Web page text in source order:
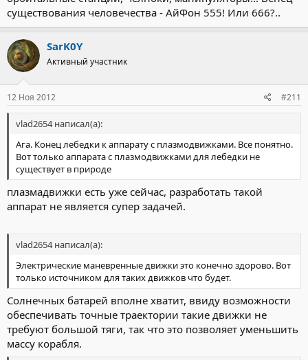
существования человечества - АйФон 555! Или 666?..
SarK0Y
Активный участник
12 Ноя 2012 #211
vlad2654 написал(а):
Ага. Конец лебедки к аппарату с плазмодвижками. Все понятно.
Вот только аппарата с плазмодвижками для лебедки не
существует в природе
плазмадвижки есть уже сейчас, разработать такой
аппарат не является супер задачей.
vlad2654 написал(а):
Электрические маневренные движки это конечно здорово. Вот
только источником для таких движков что будет.
Солнечных батарей вполне хватит, ввиду возможности
обеспечивать точные траектории такие движки не
требуют большой тяги, так что это позволяет уменьшить
массу корабля.